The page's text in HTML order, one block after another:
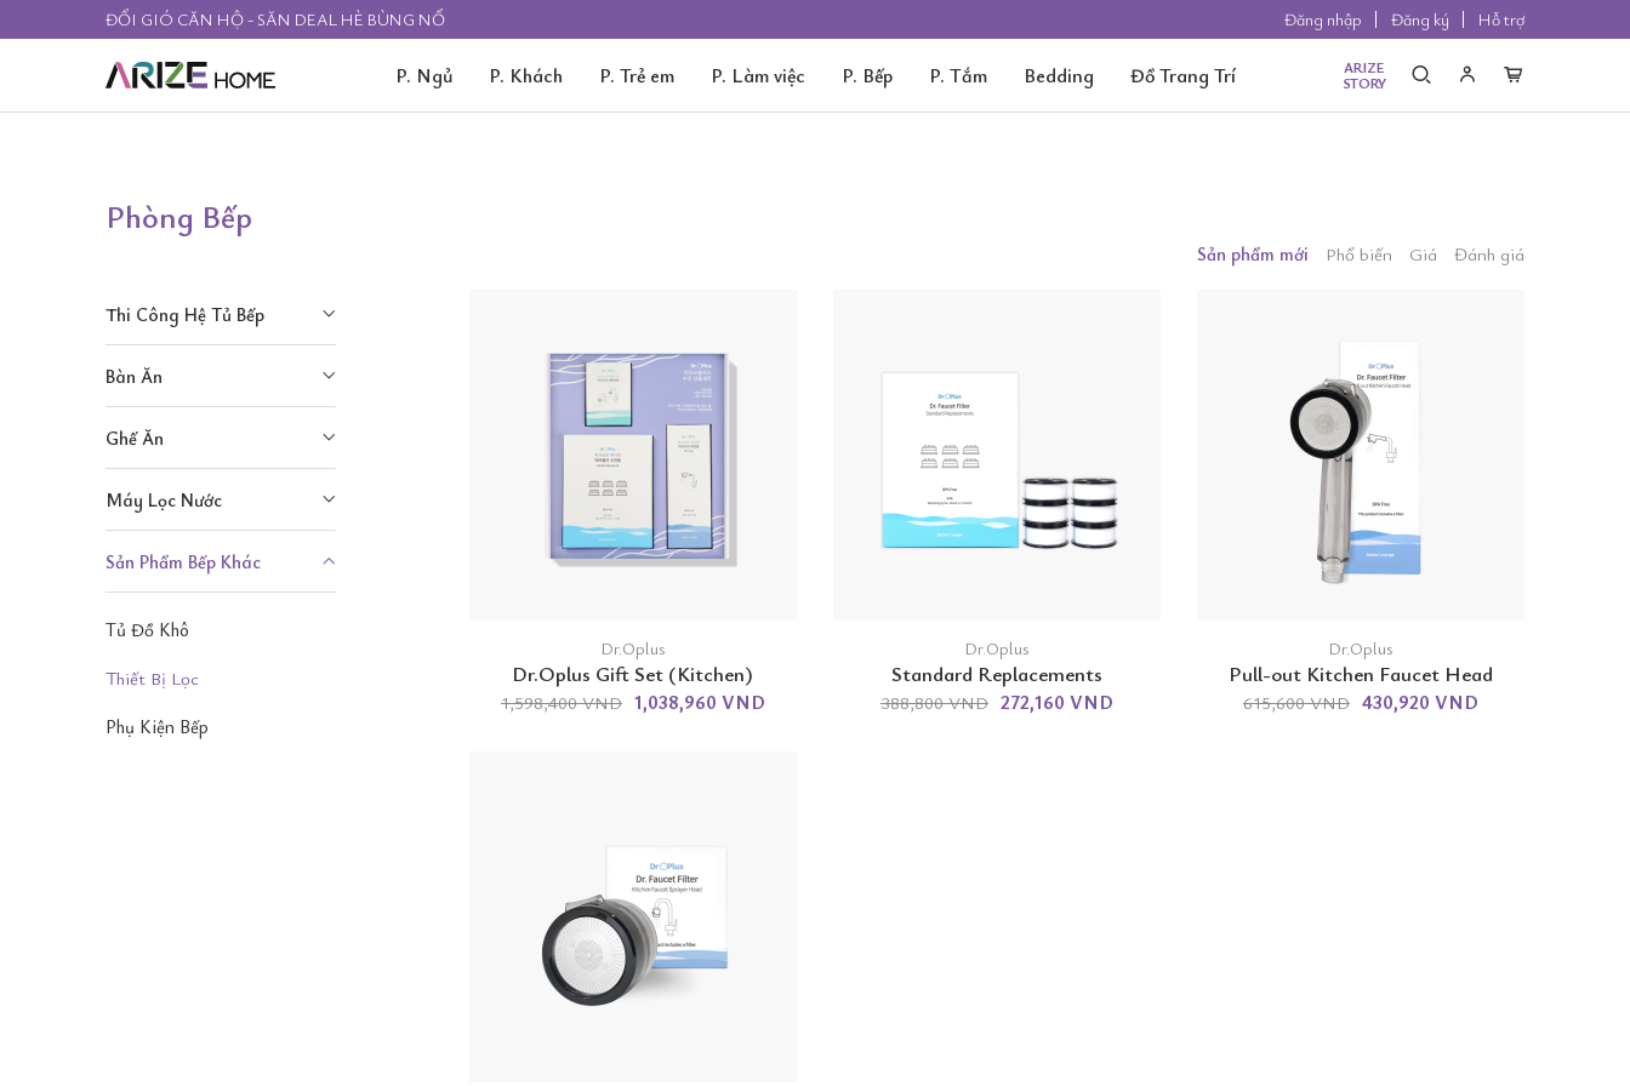
ĐỔI GIÓ CĂN HỘ - SĂN DEAL HÈ BÙNG NỔ Đăng nhập Đăng ký Hỗ trợ
P. Ngủ P. Khách P. Trẻ em P. Làm việc P. Bếp P. Tắm Bedding Đồ Trang Trí
ARIZE
STORY
Phòng Bếp
Thi Công Hệ Tủ Bếp
Bàn Ăn
Ghế Ăn
Máy Lọc Nước
Sản Phẩm Bếp Khác
Tủ Đồ Khô
Thiết Bị Lọc
Phụ Kiện Bếp
Sản phẩm mới Phổ biến Giá Đánh giá
Dr.Oplus
Dr.Oplus Gift Set (Kitchen)
1,598,400 VND 1,038,960 VND
Dr.Oplus
Standard Replacements
388,800 VND 272,160 VND
Dr.Oplus
Pull-out Kitchen Faucet Head
615,600 VND 430,920 VND